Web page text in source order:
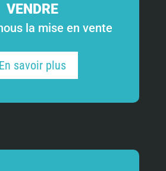
VENDRE
la mise en vente
En savoir plus